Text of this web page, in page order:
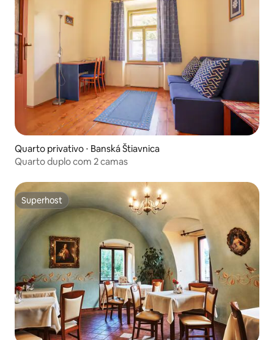
Quarto privativo ⋅ Banská Štiavnica
Quarto duplo com 2 camas
Superhost
Superhost